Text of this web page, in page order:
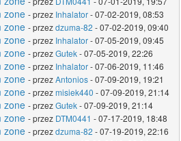
zone - przez Inhalator- 07-02-2019, 08:53
zone - przezdzuma-82 - 07-02-2019, 09:40
zone - przez Inhalator- 07-05-2019, 09:45
zone - przezGutek- 07-05-2019, 22:26
zone - przez Inhalator- 07-06-2019, 11:46
zone - przezAntonios- 07-09-2019, 19:21
zone - przezmisiek440 - 07-09-2019, 21:14
zone - przezGutek- 07-09-2019, 21:14
zone - przez DTM0441 - 07-17-2019, 18:48
zone - przezdzuma-82 - 07-19-2019, 22:16